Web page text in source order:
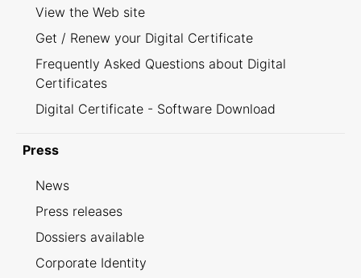
View the Web site
Get / Renew your Digital Certificate
Frequently Asked Questions about Digital
Certificates
Digital Certificate - Software Download
Press
News
Press releases
Dossiers available
Corporate Identity